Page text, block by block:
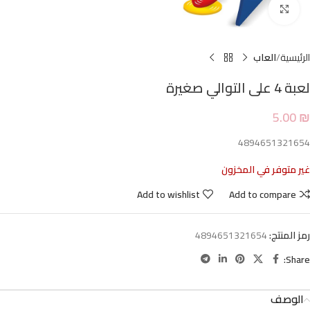
Click to enlarge
الرئيسية العاب
لعبة 4 على التوالي صغيرة
5.00₪
4894651321654
غير متوفر في المخزون
Add to compare
Add to wishlist
رمز المنتج:4894651321654
Share:
الوصف